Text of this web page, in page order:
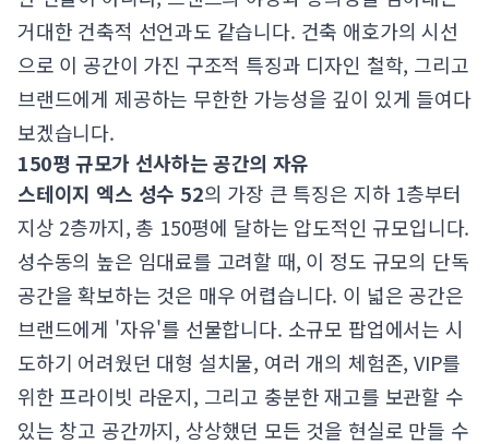
거대한 건축적 선언과도 같습니다. 건축 애호가의 시선
으로 이 공간이 가진 구조적 특징과 디자인 철학, 그리고
브랜드에게 제공하는 무한한 가능성을 깊이 있게 들여다
보겠습니다.
150평 규모가 선사하는 공간의 자유
스테이지 엑스 성수 52의 가장 큰 특징은 지하 1층부터
지상 2층까지, 총 150평에 달하는 압도적인 규모입니다.
성수동의 높은 임대료를 고려할 때, 이 정도 규모의 단독
공간을 확보하는 것은 매우 어렵습니다. 이 넓은 공간은
브랜드에게 '자유'를 선물합니다. 소규모 팝업에서는 시
도하기 어려웠던 대형 설치물, 여러 개의 체험존, VIP를
위한 프라이빗 라운지, 그리고 충분한 재고를 보관할 수
있는 창고 공간까지, 상상했던 모든 것을 현실로 만들 수